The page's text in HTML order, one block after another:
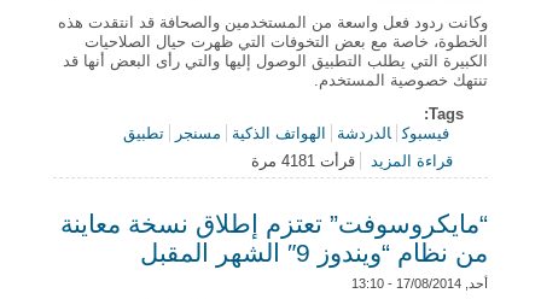
وكانت ردود فعل واسعة من المستخدمين والصحافة قد انتقدت هذه
الخطوة، خاصة مع بعض التخوفات التي ظهرت حيال الصلاحيات
الكبيرة التي يطلب التطبيق الوصول إليها والتي رأى البعض أنها قد
تنتهك خصوصية المستخدم.
Tags:
فيسبوك الدردشة الهواتف الذكية مسنجر
تطبيق
قراءة المزيد
حول فيسبوك ترد على المخاوف المتعلقة بتطبيق
“مسنجر”
قرأت 4181 مرة
“مايكروسوفت” تعتزم إطلاق نسخة معاينة
من نظام “ويندوز 9″ الشهر المقبل
أحد, 17/08/2014 - 13:10